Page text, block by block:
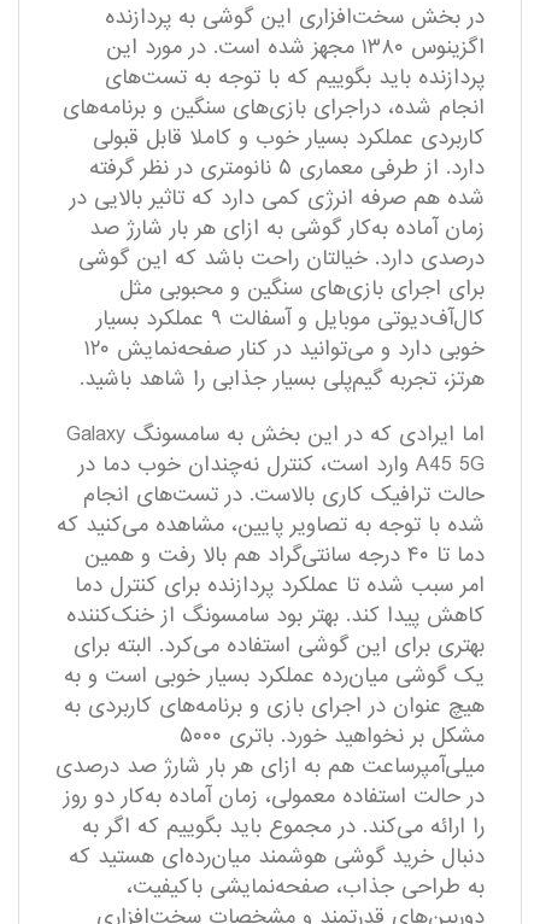
در بخش سخت‌افزاری این گوشی به پردازنده
اگزینوس ۱۳۸۰ مجهز شده است. در مورد این
پردازنده باید بگوییم که با توجه به تست‌های
انجام شده، دراجرای بازی‌های سنگین و برنامه‌های
کاربردی عملکرد بسیار خوب و کاملا قابل قبولی
دارد. از طرفی معماری ۵ نانومتری در نظر گرفته
شده هم صرفه انرژی کمی دارد که تاثیر بالایی در
زمان آماده به‌کار گوشی به ازای هر بار شارژ صد
درصدی دارد. خیالتان راحت باشد که این گوشی
برای اجرای بازی‌های سنگین و محبوبی مثل
کال‌آف‌دیوتی موبایل و آسفالت ۹ عملکرد بسیار
خوبی دارد و می‌توانید در کنار صفحه‌نمایش ۱۲۰
هرتز، تجربه گیم‌پلی بسیار جذابی را شاهد باشید.
اما ایرادی که در این بخش به سامسونگ Galaxy
A45 5G وارد است، کنترل نه‌چندان خوب دما در
حالت ترافیک کاری بالاست. در تست‌های انجام
شده با توجه به تصاویر پایین، مشاهده می‌کنید که
دما تا ۴۰ درجه سانتی‌گراد هم بالا رفت و همین
امر سبب شده تا عملکرد پردازنده برای کنترل دما
کاهش پیدا کند. بهتر بود سامسونگ از خنک‌کننده
بهتری برای این گوشی استفاده می‌کرد. البته برای
یک گوشی میان‌رده عملکرد بسیار خوبی است و به
هیچ عنوان در اجرای بازی و برنامه‌های کاربردی به
مشکل بر نخواهید خورد. باتری ۵۰۰۰
میلی‌آمپر‌ساعت هم به ازای هر بار شارژ صد درصدی
در حالت استفاده معمولی، زمان آماده به‌کار دو روز
را ارائه می‌کند. در مجموع باید بگوییم که اگر به
دنبال خرید گوشی هوشمند میان‌رده‌ای هستید که
به طراحی جذاب، صفحه‌نمایشی باکیفیت،
دوربین‌های قدرتمند و مشخصات سخت‌افزاری